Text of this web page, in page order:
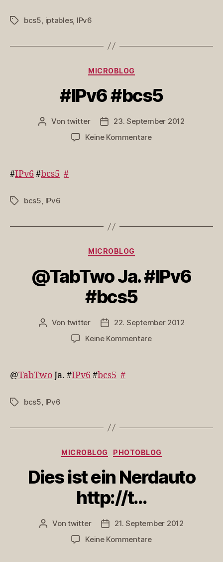
Schlagwörter
bcs5 iptables, IPv6
Kategorien
MICROBLOG
#IPv6 #bcs5
Beitragsautor
Vontwitter Veröffentlichungsdatum
23. September 2012
Keine Kommentarezu
#IPv6 #bcs5 #
Schlagwörter
bcs5, IPv6
Kategorien
MICROBLOG
@TabTwo Ja. #IPv6
#bcs5
Beitragsautor
Von twitter Veröffentlichungsdatum
22. September 2012
Keine Kommentarezu
@TabTwoJa. #IPv6 #bcs5 #
Schlagwörter
bcs5 IPv6
Kategorien
MICROBLOG PHOTOBLOG
Dies ist ein Nerdauto
http://t…
Beitragsautor
Vontwitter Veröffentlichungsdatum
21. September 2012
Keine Kommentarezu